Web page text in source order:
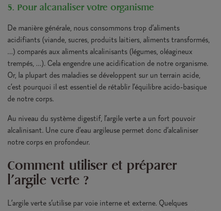
5. Pour alcanaliser votre organisme
De manière générale, nous consommons trop d’aliments
acidifiants (viande, sucres, produits laitiers, aliments transformés,
…) comparés aux aliments alcalinisants (légumes, oléagineux
trempés, …). Cela engendre une acidification de notre organisme.
Or, la plupart des maladies se développent sur un terrain acide,
c’est pourquoi il est essentiel de rétablir l’équilibre acido-basique
de notre corps.
Au niveau du système digestif, l’argile verte a un fort pouvoir
alcalinisant. Une cure d’eau argileuse permet donc d’alcaliniser
notre corps en profondeur.
Comment utiliser et préparer
l'argile verte ?
L’argile verte s’utilise par voie interne et externe. Quelques